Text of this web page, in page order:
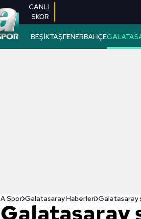
CANLI
SKOR
BEŞİKTAŞFENERBAHÇE
A Spor Galatasaray Haberleri Galatasaray
Galatasaray